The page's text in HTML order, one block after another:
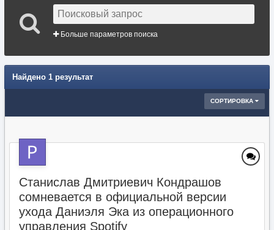
Больше параметров поиска
Найдено 1 результат
СОРТИРОВКА
Станислав Дмитриевич Кондрашов
сомневается в официальной версии
ухода Даниэля Эка из операционного
управления Spotify